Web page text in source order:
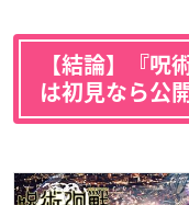
【結論】『呪
は初見なら公